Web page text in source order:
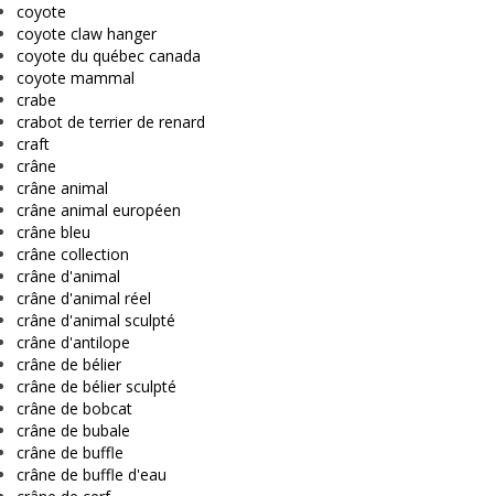
coyote
coyote claw hanger
coyote du québec canada
coyote mammal
crabe
crabot de terrier de renard
craft
crâne
crâne animal
crâne animal européen
crâne bleu
crâne collection
crâne d'animal
crâne d'animal réel
crâne d'animal sculpté
crâne d'antilope
crâne de bélier
crâne de bélier sculpté
crâne de bobcat
crâne de bubale
crâne de buffle
crâne de buffle d'eau